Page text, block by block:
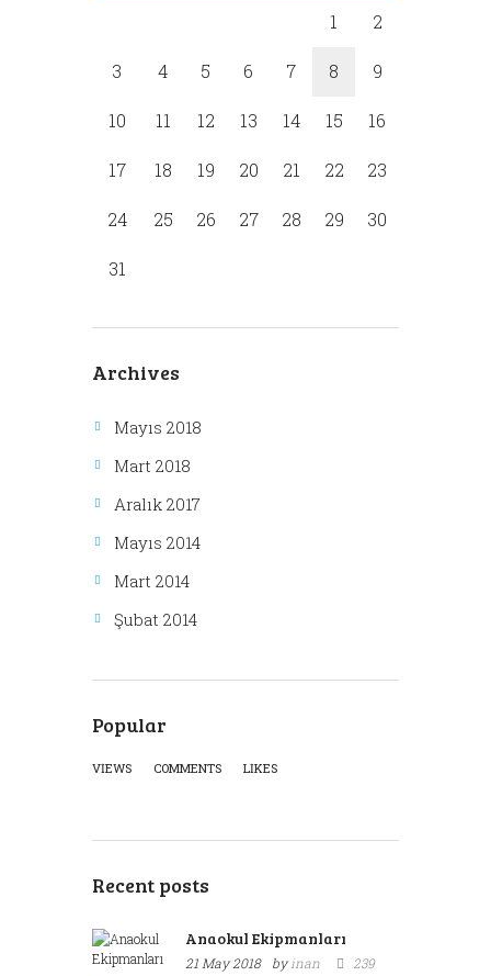
1 2
3 4 5 6 7 8 9
10 11 12 13 14 15 16
17 18 19 20 21 22 23
24 25 26 27 28 29 30
31
Archives
Mayıs 2018
Mart 2018
Aralık 2017
Mayıs 2014
Mart 2014
Şubat 2014
Popular
VIEWS COMMENTS LIKES
Recent posts
Anaokul Ekipmanları
21 May 2018 byinan 239